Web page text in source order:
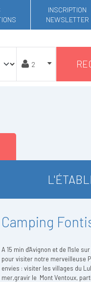
INSCRIPTION
NEWSLETTER
Camping
A 15 min d'Avignon et de l'Isle
pour visiter notre merveilleuse
envies : visiter les villages du
mer,gravir le Mont Ventoux,